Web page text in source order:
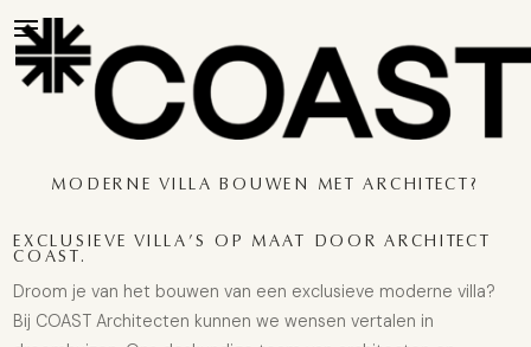
MODERNE VILLA BOUWEN MET ARCHITECT?
EXCLUSIEVE VILLA’S OP MAAT DOOR ARCHITECT
COAST.
Droom je van het bouwen van een exclusieve moderne villa?
Bij COAST Architecten kunnen we wensen vertalen in